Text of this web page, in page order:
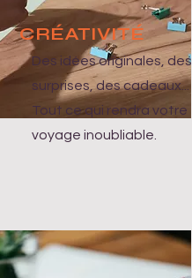
CRÉATIVITÉ
Des idées originales, des
surprises, des cadeaux...
Tout ce qui rendra votre
voyage inoubliable.